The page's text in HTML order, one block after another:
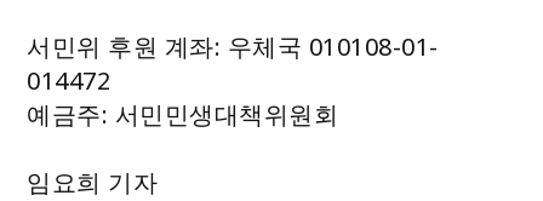
서민위 후원 계좌: 우체국 010108-01-
014472
예금주: 서민민생대책위원회
임요희 기자